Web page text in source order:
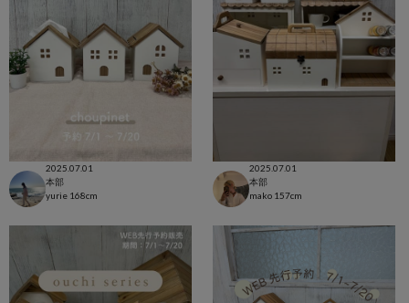
2025.07.01
本部
yurie 168cm
2025.07.01
本部
mako 157cm